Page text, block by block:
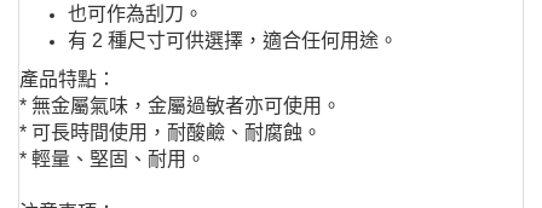
也可作為刮刀。
有 2 種尺寸可供選擇，適合任何用途。
產品特點：
* 無金屬氣味，金屬過敏者亦可使用。
* 可長時間使用，耐酸鹼、耐腐蝕。
* 輕量、堅固、耐用。